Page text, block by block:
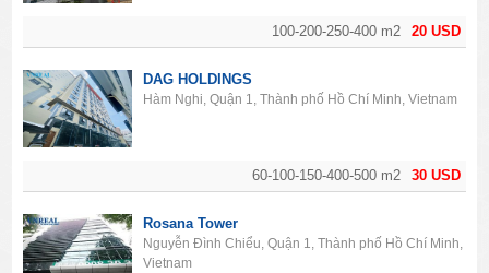
20 USD
100-200-250-400 m2
30 USD
60-100-150-400-500 m2
DAG HOLDINGS
Hàm Nghi, Quận 1, Thành phố Hồ Chí Minh, Vietnam
Rosana Tower
Nguyễn Đình Chiểu, Quận 1, Thành phố Hồ Chí Minh,
Vietnam